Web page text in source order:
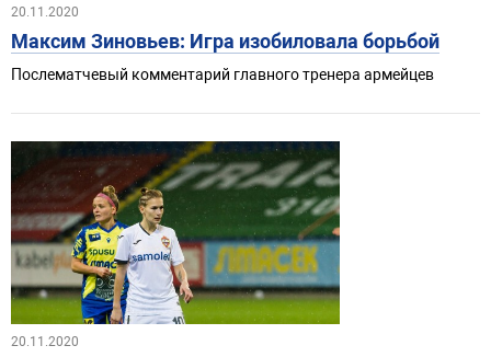
20.11.2020
Максим Зиновьев: Игра изобиловала борьбой
Послематчевый комментарий главного тренера армейцев
20.11.2020